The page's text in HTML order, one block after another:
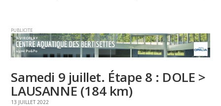
PUBLICITE
Samedi 9 juillet. Étape 8 : DOLE >
LAUSANNE (184 km)
13 JUILLET 2022